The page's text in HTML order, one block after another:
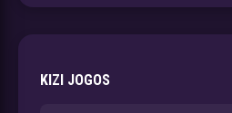
KIZI JOGOS